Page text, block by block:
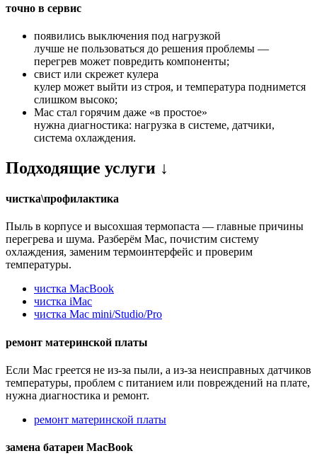
точно в сервис
появились выключения под нагрузкой
лучше не пользоваться до решения проблемы —
перегрев может повредить компоненты;
свист или скрежет кулера
кулер может выйти из строя, и температура поднимется
слишком высоко;
Mac стал горячим даже «в простое»
нужна диагностика: нагрузка в системе, датчики,
система охлаждения.
Подходящие услуги ↓
чистка\профилактика
Пыль в корпусе и высохшая термопаста — главные причины
перегрева и шума. Разберём Mac, почистим систему
охлаждения, заменим термоинтерфейс и проверим
температуры.
чистка MacBook
чистка iMac
чистка Mac mini/Studio/Pro
ремонт материнской платы
Если Mac греется не из-за пыли, а из-за неисправных датчиков
температуры, проблем с питанием или повреждений на плате,
нужна диагностика и ремонт.
ремонт материнской платы
замена батареи MacBook